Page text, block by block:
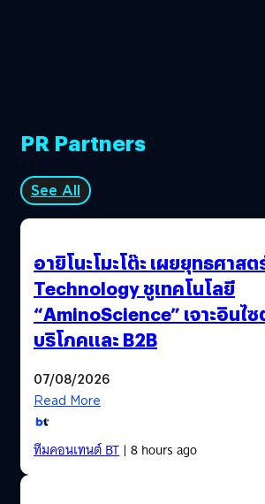
PR Partners
See All
อายิโนะโมะโต๊ะ เผยยุทธศาส
Technology ชูเทคโนโลยี
“AminoScience” เจาะอินไ
บริโภคและ B2B
07/08/2026
Read More
ทีมคอนเทนต์ BT| 8 hours ago